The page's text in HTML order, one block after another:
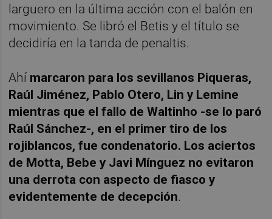
larguero en la última acción con el balón en
movimiento. Se libró el Betis y el título se
decidiría en la tanda de penaltis.
Ahí marcaron para los sevillanos Piqueras,
Raúl Jiménez, Pablo Otero, Lin y Lemine
mientras que el fallo de Waltinho -se lo paró
Raúl Sánchez-, en el primer tiro de los
rojiblancos, fue condenatorio. Los aciertos
de Motta, Bebe y Javi Mínguez no evitaron
una derrota con aspecto de fiasco y
evidentemente de decepción.